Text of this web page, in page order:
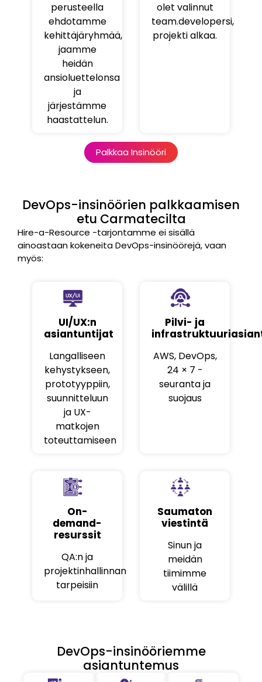
perusteella
ehdotamme
kehittäjäryhmää,
jaamme
heidän
ansioluettelonsa
ja
järjestämme
haastattelun.
olet valinnut
team.developersi,
projekti alkaa.
Palkkaa Insinööri
DevOps-insinöörien palkkaamisen
etu Carmatecilta
Hire-a-Resource -tarjontamme ei sisällä
ainoastaan kokeneita DevOps-insinöörejä, vaan
myös:
UI/UX:n
asiantuntijat
Langalliseen
kehystykseen,
prototyyppiin,
suunnitteluun
ja UX-
matkojen
toteuttamiseen
Pilvi- ja
AWS, DevOps,
24 × 7 -
seuranta ja
suojaus
On-
demand-
resurssit
QA:n ja
projektinhallinnan
tarpeisiin
Saumaton
viestintä
Sinun ja
meidän
tiimimme
välillä
DevOps-insinööriemme
asiantuntemus